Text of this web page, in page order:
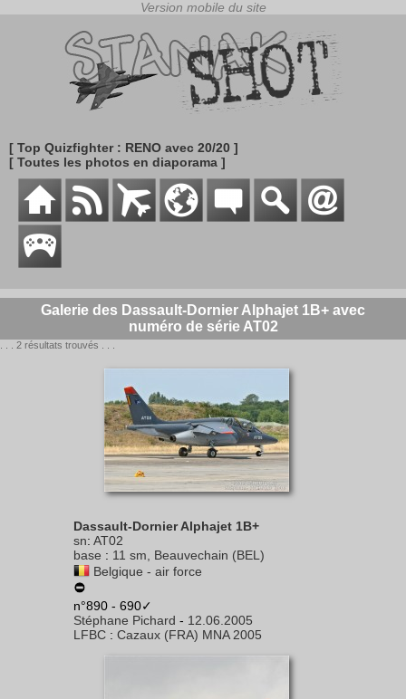
[ Top Quizfighter : RENO avec 20/20 ]
[ Toutes les photos en diaporama ]
Galerie des Dassault-Dornier Alphajet 1B+ avec
numéro de série AT02
. . . 2 résultats trouvés . . .
Dassault-Dornier Alphajet 1B+
sn: AT02
base : 11 sm, Beauvechain (BEL)
Belgique - air force
n°890 - 690✓
Stéphane Pichard - 12.06.2005
LFBC : Cazaux (FRA) MNA 2005